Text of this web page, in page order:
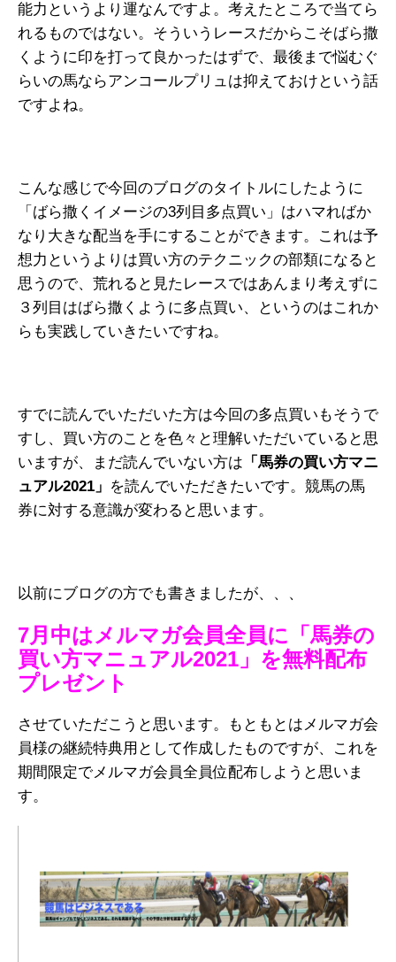
能力というより運なんですよ。考えたところで当てら
れるものではない。そういうレースだからこそばら撒
くように印を打って良かったはずで、最後まで悩むぐ
らいの馬ならアンコールプリュは抑えておけという話
ですよね。
こんな感じで今回のブログのタイトルにしたように
「ばら撒くイメージの3列目多点買い」はハマればか
なり大きな配当を手にすることができます。これは予
想力というよりは買い方のテクニックの部類になると
思うので、荒れると見たレースではあんまり考えずに
３列目はばら撒くように多点買い、というのはこれか
らも実践していきたいですね。
すでに読んでいただいた方は今回の多点買いもそうで
すし、買い方のことを色々と理解いただいていると思
いますが、まだ読んでいない方は 「馬券の買い方マニ
ュアル2021」 を読んでいただきたいです。競馬の馬
券に対する意識が変わると思います。
以前にブログの方でも書きましたが、、、
7月中はメルマガ会員全員に「馬券の
買い方マニュアル2021」を無料配布
プレゼント
させていただこうと思います。もともとはメルマガ会
員様の継続特典用として作成したものですが、これを
期間限定でメルマガ会員全員位配布しようと思いま
す。